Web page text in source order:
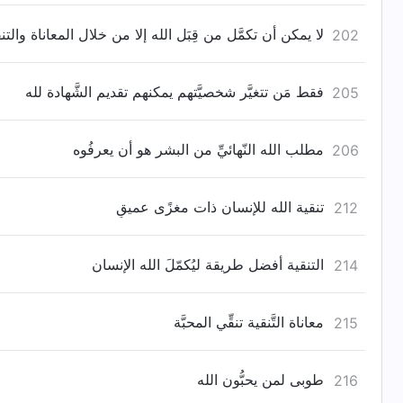
202 لا يمكن أن تكمَّل من قِبَل الله إلا من خلال المعاناة
205 فقط مَن تتغيَّر شخصيَّتهم يمكنهم تقديم الشَّهادة لله
206 مطلب الله النّهائيِّ من البشر هو أن يعرفُوه
212 تنقية الله للإنسان ذات مغزًى عميقٍ
214 التنقية أفضل طريقة ليُكمّلَ الله الإنسان
215 معاناة التَّنقية تنقِّي المحبَّة
216 طوبى لمن يحبُّون الله